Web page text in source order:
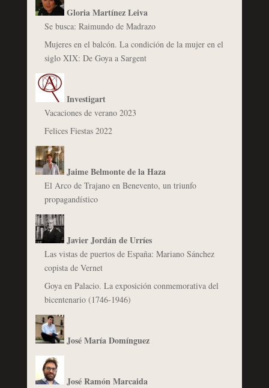
Gloria Martínez Leiva
Se busca: Raimundo de Madrazo
Mujeres en el balcón. La condición de la mujer en el
siglo XIX: De Goya a Sargent
Investigart
Vacaciones de verano 2023
Felices Fiestas 2022
Jaime Belmonte de la Haza
El Arco de Trajano en Benevento, un triunfo
propagandístico
Javier Jordán de Urríes
Las vistas de puertos de España: Mariano Sánchez
copista de Vernet
Goya en Palacio. La exposición conmemorativa del
bicentenario (1746-1946)
José María Domínguez
José Ramón Marcaida